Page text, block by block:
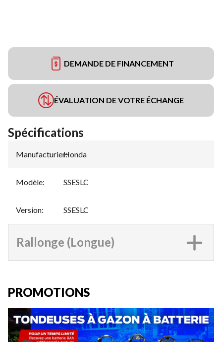
DEMANDE DE FINANCEMENT
ÉVALUATION DE VOTRE ÉCHANGE
Spécifications
Manufacturier:
Honda
Modèle: SSESLC
Version: SSESLC
Rallonge (Longue)
PROMOTIONS